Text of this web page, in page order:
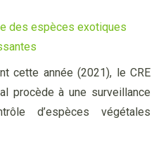
des espèces exotiques
cette année (2021), le CRE
procède à une surveillance
d’espèces végétales